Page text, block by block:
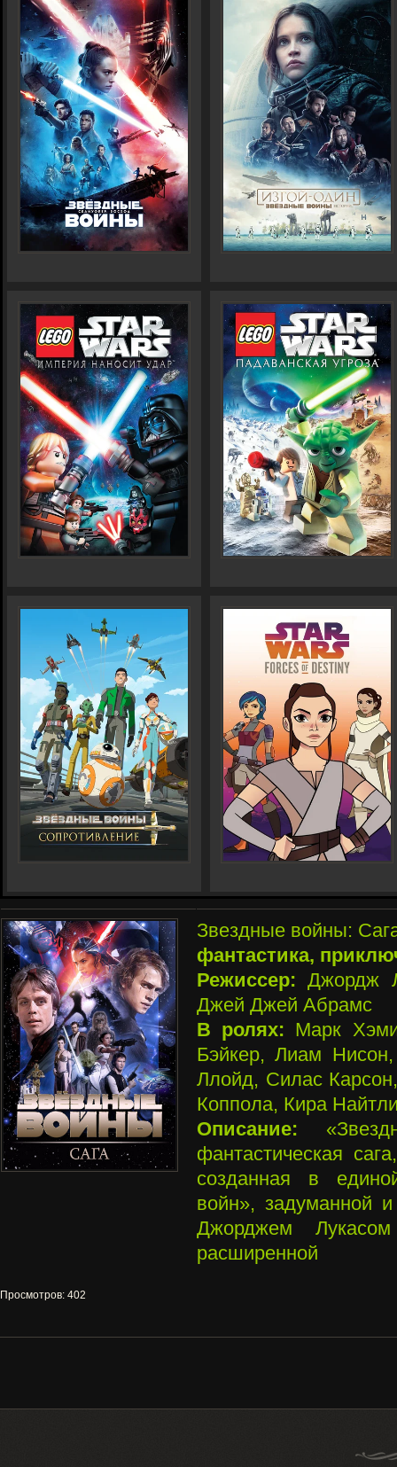
Звездные войны:
фантастика,
Режиссер:Джордж
Джей Джей Абрамс
В ролях: Марк
Бэйкер, Лиам
Ллойд, Силас
Коппола, Кира
Описание:
фантастическая
созданная в
войн», задуманной
Джорджем
расширенной
Просмотров: 402